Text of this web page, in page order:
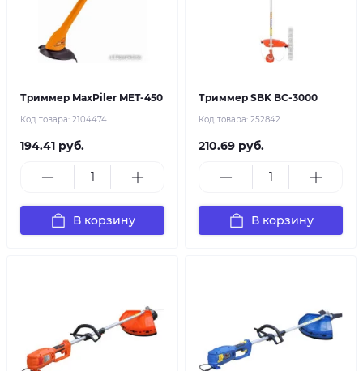
Триммер MaxPiler MET-450
Код товара: 2104474
194.41 руб.
В корзину
Триммер SBK BC-3000
Код товара: 252842
210.69 руб.
В корзину